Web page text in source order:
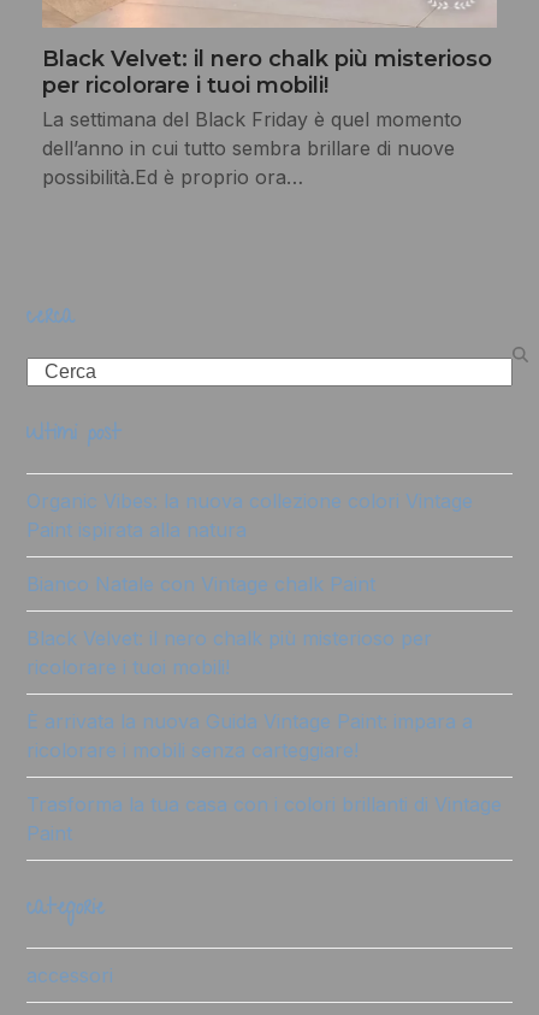
Black Velvet: il nero chalk più misterioso
per ricolorare i tuoi mobili!
La settimana del Black Friday è quel momento
dell’anno in cui tutto sembra brillare di nuove
possibilità.Ed è proprio ora…
cerca
Search
ultimi post
Organic Vibes: la nuova collezione colori Vintage
Paint ispirata alla natura
Bianco Natale con Vintage chalk Paint
Black Velvet: il nero chalk più misterioso per
ricolorare i tuoi mobili!
È arrivata la nuova Guida Vintage Paint: impara a
ricolorare i mobili senza carteggiare!
Trasforma la tua casa con i colori brillanti di Vintage
Paint
categorie
accessori